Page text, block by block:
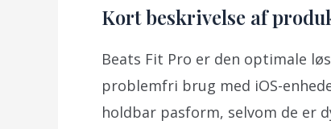
Kort beskrivelse af
Beats Fit Pro er den optimale
problemfri brug med iOS-
holdbar pasform, selvom de er